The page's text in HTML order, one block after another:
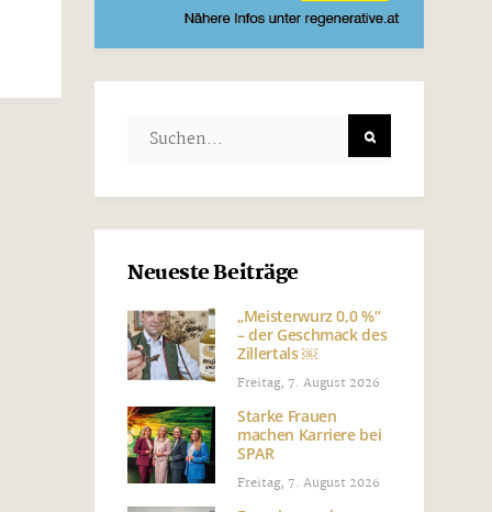
Neueste Beiträge
„Meisterwurz 0,0 %“
– der Geschmack des
Zillertals ￼
Freitag, 7. August 2026
Starke Frauen
machen Karriere bei
SPAR
Freitag, 7. August 2026